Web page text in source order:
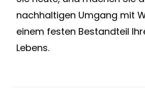
nachhaltigen Umgang mit
einem festen Bestandteil
Lebens.